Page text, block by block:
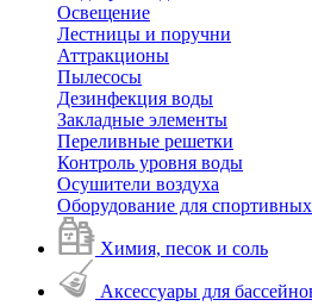
Освещение
Лестницы и поручни
Аттракционы
Пылесосы
Дезинфекция воды
Закладные элементы
Переливные решетки
Контроль уровня воды
Осушители воздуха
Оборудование для
Химия, песок и соль
Аксессуары для